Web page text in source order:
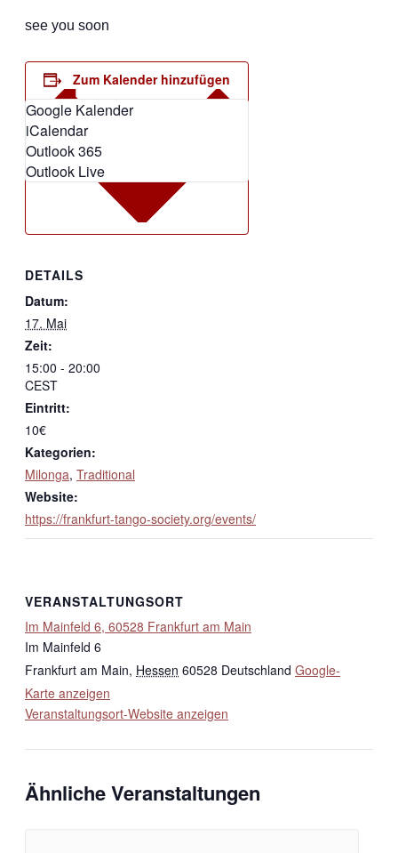
see you soon
Zum Kalender hinzufügen
Google Kalender
iCalendar
Outlook 365
Outlook Live
DETAILS
Datum:
17. Mai
Zeit:
15:00 - 20:00
CEST
Eintritt:
10€
Kategorien:
Milonga, Traditional
Website:
https://frankfurt-tango-society.org/events/
VERANSTALTUNGSORT
Im Mainfeld 6, 60528 Frankfurt am Main
Im Mainfeld 6
Frankfurt am Main, Hessen 60528 Deutschland Google-
Karte anzeigen
Veranstaltungsort-Website anzeigen
Ähnliche Veranstaltungen